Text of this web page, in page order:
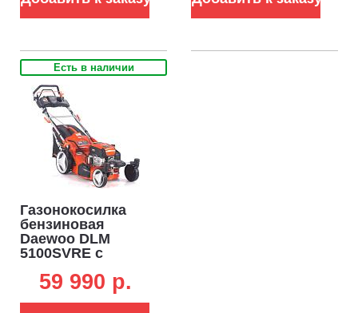
Есть в наличии
Газонокосилка
бензиновая
Daewoo DLM
5100SVRE с
колесами и
эл.запуском (PRC,
59 990 p.